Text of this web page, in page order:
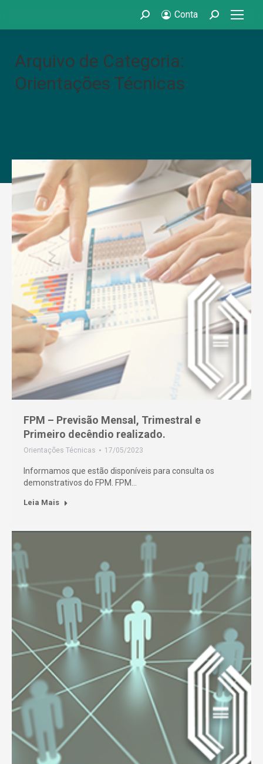
Search: Conta Search:
Arquivo de Categoria:
Orientações Técnicas
FPM – Previsão Mensal, Trimestral e
Primeiro decêndio realizado.
Orientações Técnicas 17/05/2023
Informamos que estão disponíveis para consulta os
demonstrativos do FPM. FPM…
Leia Mais